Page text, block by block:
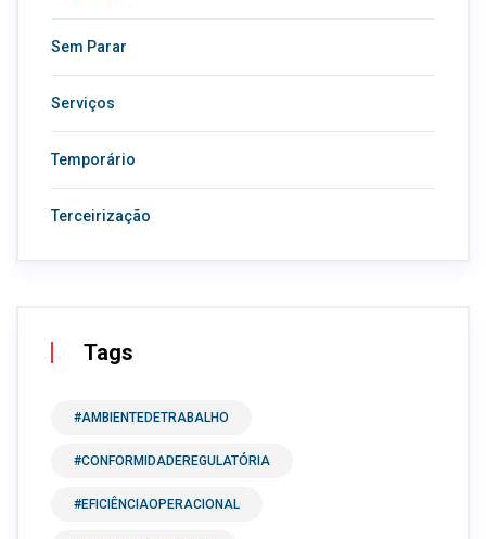
Sem Parar
Serviços
Temporário
Terceirização
Tags
#AMBIENTEDETRABALHO
#CONFORMIDADEREGULATÓRIA
#EFICIÊNCIAOPERACIONAL